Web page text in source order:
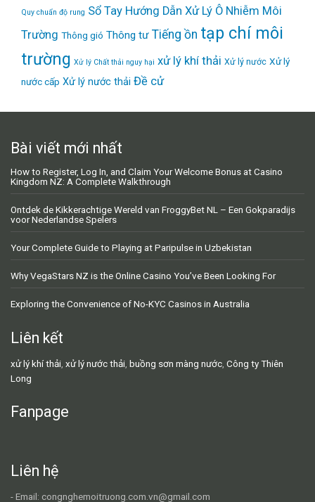
Quy chuẩn độ rung Sổ Tay Hướng Dẫn Xử Lý Ô Nhiễm Môi
Trường Thông gió Thông tư Tiếng ồn tạp chí môi
trường Xử lý Chất thải nguy hại xử lý khí thải Xử lý nước Xử lý
nước cấp Xử lý nước thải Đề cử
Bài viết mới nhất
How to Register, Log In, and Claim Your Welcome Bonus at Casino
Kingdom NZ: A Complete Walkthrough
Ontdek de Kikkerachtige Wereld van FroggyBet NL – Een Gokparadijs
voor Nederlandse Spelers
Your Complete Guide to Playing at Paripulse in Uzbekistan
Why VegaStars NZ is the Online Casino You’ve Been Looking For
Exploring the Convenience of No-KYC Casinos in Australia
Liên kết
xử lý khí thải xử lý nước thải buồng sơn màng nước Công ty Thiên
Long
Fanpage
Liên hệ
- Email: congnghemoitruong.com.vn@gmail.com